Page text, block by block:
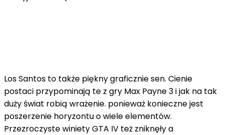
Los Santos to także piękny graficznie sen. Cienie
postaci przypominają te z gry Max Payne 3 i jak na tak
duży świat robią wrażenie. ponieważ konieczne jest
poszerzenie horyzontu o wiele elementów.
Przezroczyste winiety GTA IV też zniknęły a